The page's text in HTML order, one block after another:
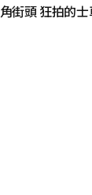
街頭 狂拍的